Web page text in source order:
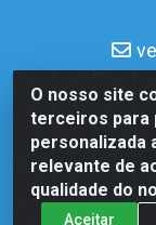
O nosso site
terceiros para
personalizada
relevante de
qualidade do
Aceitar
Casa Norte
Dix-Sept